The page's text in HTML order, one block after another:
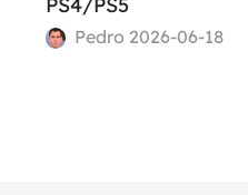
PS4/PS5
Pedro 2026-06-18